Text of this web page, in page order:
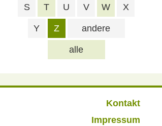
alle
S T U V W X
Y Z andere
Kontakt
Impressum